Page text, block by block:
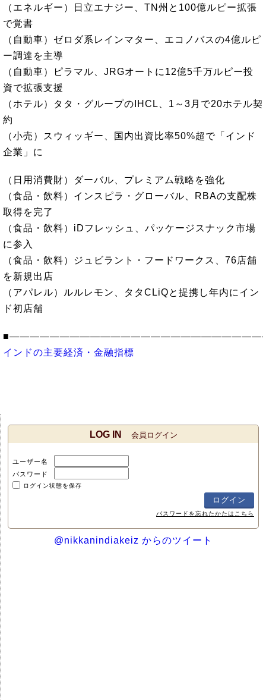
（エネルギー）日立エナジー、TN州と100億ルピー拡張
で覚書
（自動車）ゼロダ系レインマター、エコノバスの4億ルピ
ー調達を主導
（自動車）ピラマル、JRGオートに12億5千万ルピー投
資で拡張支援
（ホテル）タタ・グループのIHCL、1～3月で20ホテル契
約
（小売）スウィッギー、国内出資比率50%超で「インド
企業」に
（日用消費財）ダーバル、プレミアム戦略を強化
（食品・飲料）インスピラ・グローバル、RBAの支配株
取得を完了
（食品・飲料）iDフレッシュ、パッケージスナック市場
に参入
（食品・飲料）ジュビラント・フードワークス、76店舗
を新規出店
（アパレル）ルルレモン、タタCLiQと提携し年内にイン
ド初店舗
インドの主要経済・金融指標
LOG IN 会員ログイン
ユーザー名
パスワード
ログイン状態を保存
パスワードを忘れたかたはこちら
@nikkanindiakeiz からのツイート